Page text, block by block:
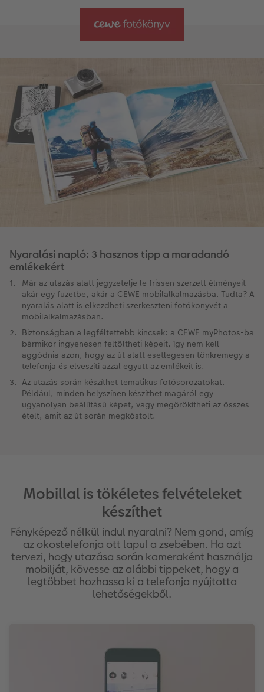
Nyaralási napló: 3 hasznos tipp a maradandó
emlékekért
Már az utazás alatt jegyzetelje le frissen szerzett élményeit
akár egy füzetbe, akár a CEWE mobilalkalmazásba. Tudta? A
nyaralás alatt is elkezdheti szerkeszteni fotókönyvét a
mobilalkalmazásban.
Biztonságban a legféltettebb kincsek: a CEWE myPhotos-ba
bármikor ingyenesen feltöltheti képeit, így nem kell
aggódnia azon, hogy az út alatt esetlegesen tönkremegy a
telefonja és elveszíti azzal együtt az emlékeit is.
Az utazás során készíthet tematikus fotósorozatokat.
Például, minden helyszínen készíthet magáról egy
ugyanolyan beállítású képet, vagy megörökítheti az összes
ételt, amit az út során megkóstolt.
Mobillal is tökéletes felvételeket
készíthet
Fényképező nélkül indul nyaralni? Nem gond, amíg
az okostelefonja ott lapul a zsebében. Ha azt
tervezi, hogy utazása során kameraként használja
mobilját, kövesse az alábbi tippeket, hogy a
legtöbbet hozhassa ki a telefonja nyújtotta
lehetőségekből.